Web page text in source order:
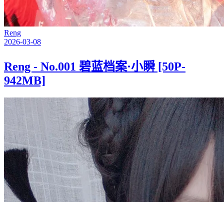
Reng
2026-03-08
Reng - No.001 碧蓝档案·小瞬 [50P-
942MB]